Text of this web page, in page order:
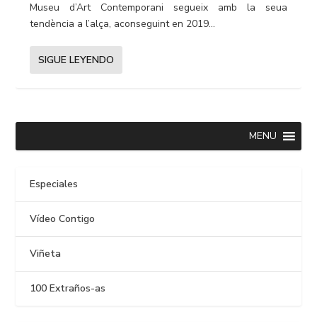
Museu d’Art Contemporani segueix amb la seua
tendència a l’alça, aconseguint en 2019...
SIGUE LEYENDO
MENU
Especiales
Vídeo Contigo
Viñeta
100 Extraños-as